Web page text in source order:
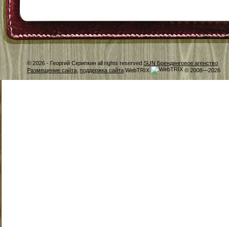
© 2026 - Георгий Скрипкин all rights reserved SUN Брендинговое агенство
Размещение сайта, поддержка сайта WebTRIX © 2008—2026